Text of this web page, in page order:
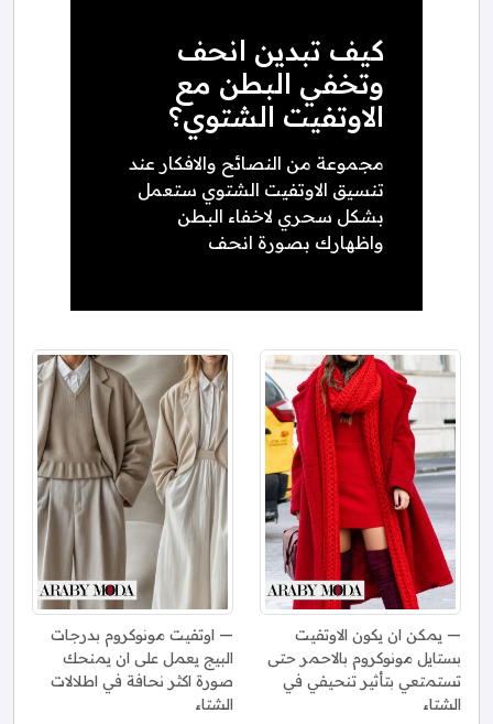
كيف تبدين انحف
وتخفي البطن مع
الاوتفيت الشتوي؟
مجموعة من النصائح والافكار عند
تنسيق الاوتفيت الشتوي ستعمل
بشكل سحري لاخفاء البطن
واظهارك بصورة انحف
يمكن ان يكون الاوتفيت
بستايل مونوكروم بالاحمر حتى
تستمتعي بتأثير تنحيفي في
الشتاء
اوتفيت مونوكروم بدرجات
البيج يعمل على ان يمنحك
صورة اكثر نحافة في اطلالات
الشتاء